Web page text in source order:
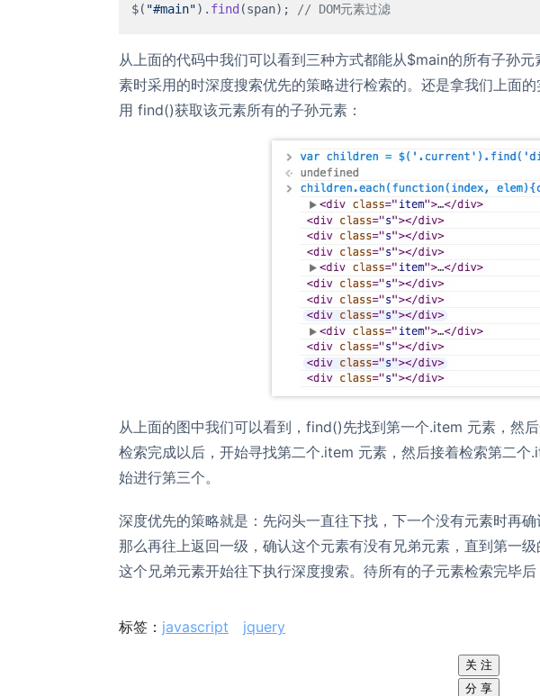
$( "#main"). find (span); // DOM元素过滤
从上面的代码中我们可以看到三种方式都能从$main的所有子孙
素时采用的时深度搜索优先的策略进行检索的。还是拿我们上面
用 find()获取该元素所有的子孙元素：
从上面的图中我们可以看到，find()先找到第一个.item 元素，然
检索完成以后，开始寻找第二个.item 元素，然后接着检索第二
始进行第三个。
深度优先的策略就是：先闷头一直往下找，下一个没有元素时再
那么再往上返回一级，确认这个元素有没有兄弟元素，直到第一
这个兄弟元素开始往下执行深度搜索。待所有的子元素检索完毕后
标签： javascript jquery
关 注
分 享